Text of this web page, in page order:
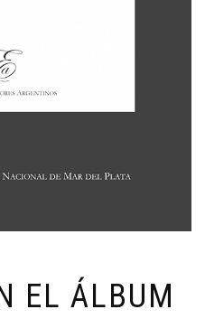
EL ÁLBUM